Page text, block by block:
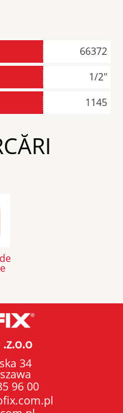
66372
1/2"
1145
.z.o.o
34
96 00